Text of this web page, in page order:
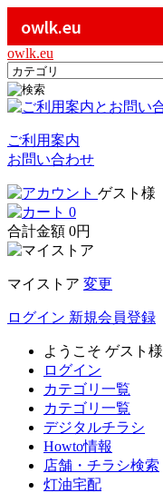
owlk.eu
owlk.eu
ご利用案内
お問い合わせ
ゲスト様
0
合計金額 0円
マイストア 変更
ログイン 新規会員登録
ようこそ ゲスト様
ログイン
カテゴリ一覧
カテゴリ一覧
デジタルチラシ
Howto情報
店舗・チラシ検索
灯油宅配